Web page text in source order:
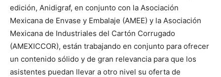
edición, Anidigraf, en conjunto con la Asociación
Mexicana de Envase y Embalaje (AMEE) y la Asociación
Mexicana de Industriales del Cartón Corrugado
(AMEXICCOR), están trabajando en conjunto para ofrecer
un contenido sólido y de gran relevancia para que los
asistentes puedan llevar a otro nivel su oferta de